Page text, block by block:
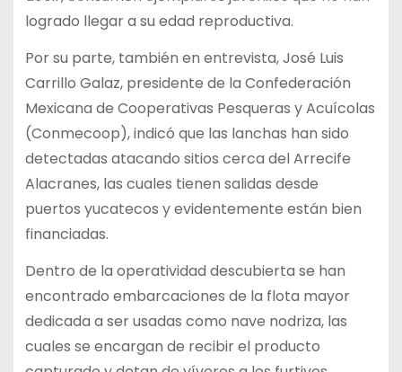
logrado llegar a su edad reproductiva.
Por su parte, también en entrevista, José Luis
Carrillo Galaz, presidente de la Confederación
Mexicana de Cooperativas Pesqueras y Acuícolas
(Conmecoop), indicó que las lanchas han sido
detectadas atacando sitios cerca del Arrecife
Alacranes, las cuales tienen salidas desde
puertos yucatecos y evidentemente están bien
financiadas.
Dentro de la operatividad descubierta se han
encontrado embarcaciones de la flota mayor
dedicada a ser usadas como nave nodriza, las
cuales se encargan de recibir el producto